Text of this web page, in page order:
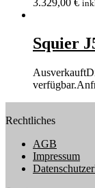
Squier
Ausverkauft
verfügbar.
Rechtliches
AGB
Impressum